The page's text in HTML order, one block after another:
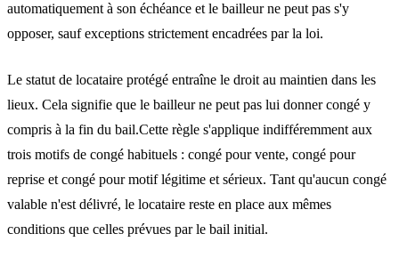
automatiquement à son échéance et le bailleur ne peut pas s'y
opposer, sauf exceptions strictement encadrées par la loi.
Le statut de locataire protégé entraîne le droit au maintien dans les
lieux. Cela signifie que le bailleur ne peut pas lui donner congé y
compris à la fin du bail.Cette règle s'applique indifféremment aux
trois motifs de congé habituels : congé pour vente, congé pour
reprise et congé pour motif légitime et sérieux. Tant qu'aucun congé
valable n'est délivré, le locataire reste en place aux mêmes
conditions que celles prévues par le bail initial.